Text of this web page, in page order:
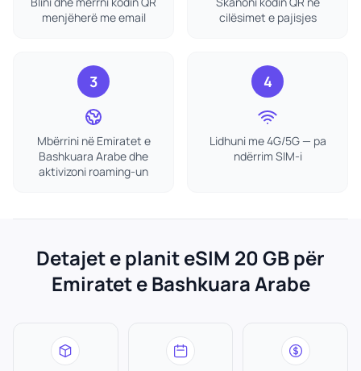
menjëherë me email
cilësimet e pajisjes
3
Mbërrini në Emiratet e
Bashkuara Arabe dhe
aktivizoni roaming-un
4
Lidhuni me 4G/5G — pa
ndërrim SIM-i
Detajet e planit eSIM 20 GB për
Emiratet e Bashkuara Arabe